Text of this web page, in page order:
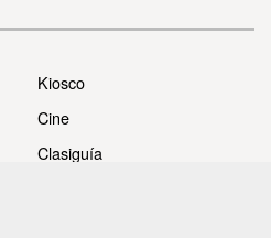
Kiosco
Cine
Clasiguía